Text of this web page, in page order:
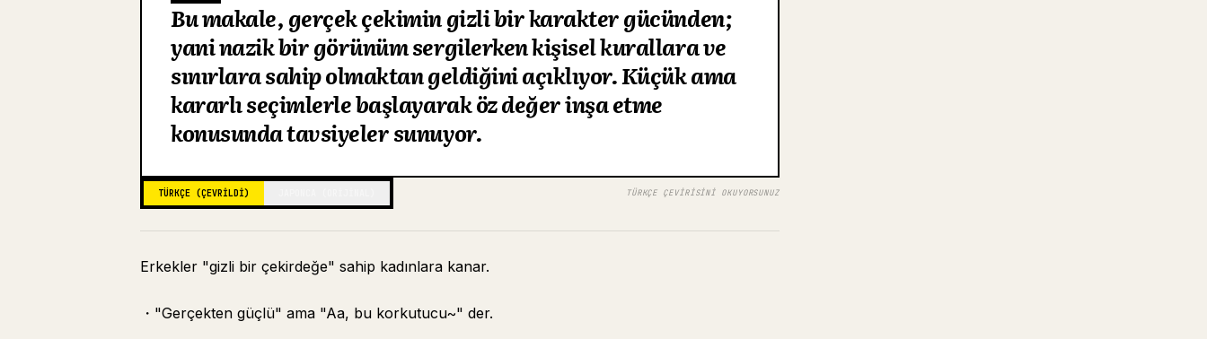
Bu makale, gerçek çekimin gizli bir karakter gücünden;
yani nazik bir görünüm sergilerken kişisel kurallara ve
sınırlara sahip olmaktan geldiğini açıklıyor. Küçük ama
kararlı seçimlerle başlayarak öz değer inşa etme
konusunda tavsiyeler sunuyor.
TÜRKÇE (ÇEVRILDI) TÜRKÇE ÇEVIRISINI OKUYORSUNUZ
Erkekler "gizli bir çekirdeğe" sahip kadınlara kanar.
・"Gerçekten güçlü" ama "Aa, bu korkutucu~" der.